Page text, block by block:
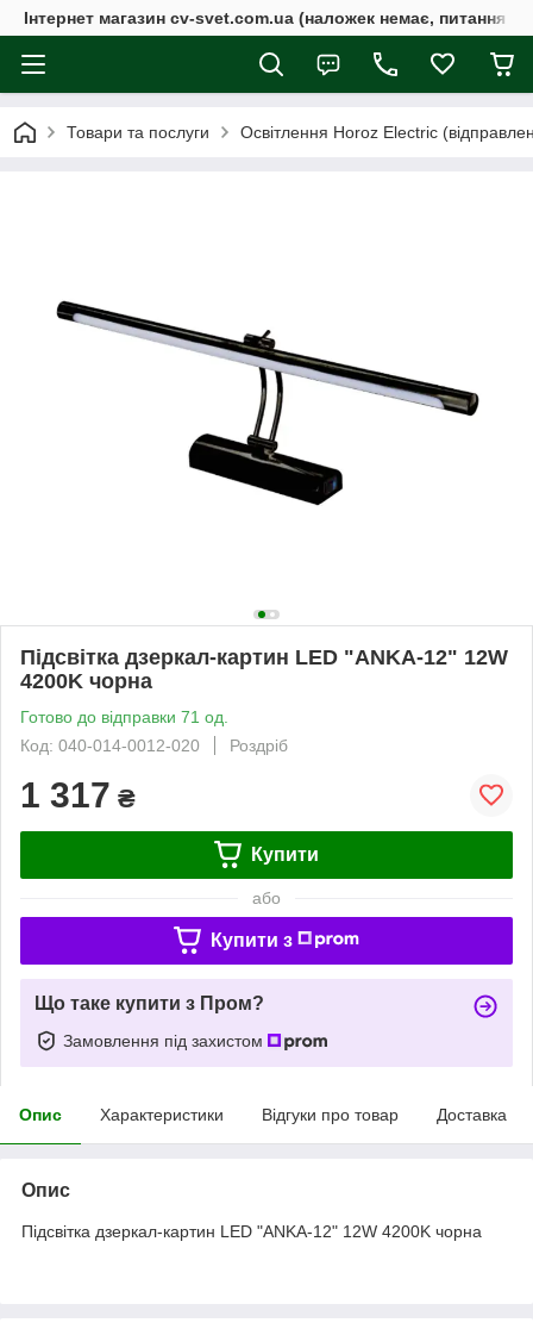
Інтернет магазин cv-svet.com.ua (наложек немає, питання у
Товари та послуги Освітлення Horoz Electric
Підсвітка дзеркал-картин LED "ANKA-12" 12W
4200K чорна
Готово до відправки 71 од.
Код: 040-014-0012-020
Роздріб
1 317 ₴
Купити
або
Купити з
Що таке купити з Пром?
Замовлення під захистом
Опис Характеристики Відгуки про товар Доставка
Опис
Підсвітка дзеркал-картин LED "ANKA-12" 12W 4200K чорна